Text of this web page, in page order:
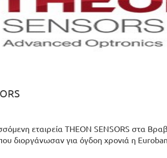
εταιρεία THEON SENSORS στα
διοργάνωσαν για όγδοη χρονιά η